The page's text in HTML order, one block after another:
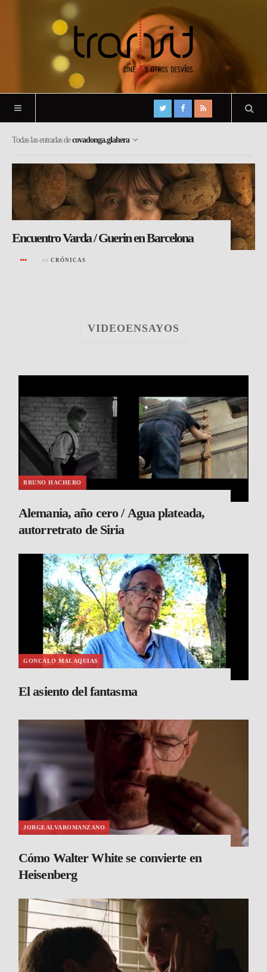
Todas las entradas decovadonga.glahera
Encuentro Varda / Guerin en Barcelona
en CRÓNICAS
VIDEOENSAYOS
BRUNO HACHERO
Alemania, año cero / Agua plateada,
autorretrato de Siria
GONCALO MALAQUIAS
El asiento del fantasma
JORGEALVAROMANZANO
Cómo Walter White se convierte en
Heisenberg